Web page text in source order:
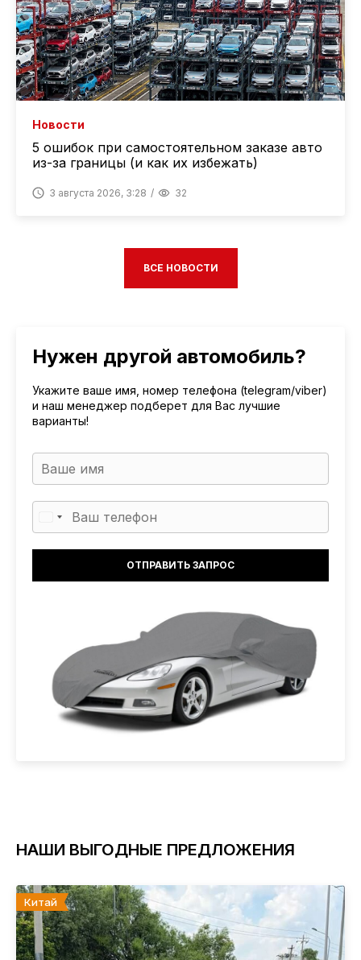
Новости
5 ошибок при самостоятельном заказе авто
из-за границы (и как их избежать)
3 августа 2026, 3:28 32
ВСЕ НОВОСТИ
Нужен другой автомобиль?
Укажите ваше имя, номер телефона (telegram/viber)
и наш менеджер подберет для Вас лучшие
варианты!
НАШИ ВЫГОДНЫЕ ПРЕДЛОЖЕНИЯ
Китай